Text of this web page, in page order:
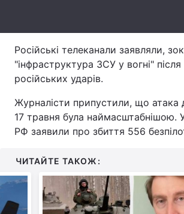
Російські телеканали заявляли,
"інфраструктура ЗСУ у вогні" після
російських ударів.
Журналісти припустили, що атака
17 травня була наймасштабнішою.
РФ заявили про збиття 556
ЧИТАЙТЕ ТАКОЖ: